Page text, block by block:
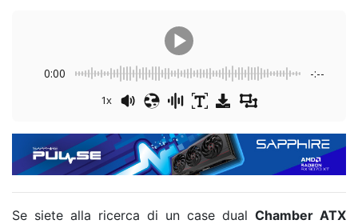
0:00 -:--
1x
Se siete alla ricerca di un case dual Chamber ATX